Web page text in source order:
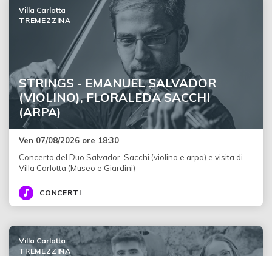
STRINGS - EMANUEL SALVADOR
(VIOLINO), FLORALEDA SACCHI
(ARPA)
Villa Carlotta
TREMEZZINA
Ven 07/08/2026 ore 18:30
Concerto del Duo Salvador-Sacchi (violino e arpa) e visita di
Villa Carlotta (Museo e Giardini)
CONCERTI
Villa Carlotta
TREMEZZINA